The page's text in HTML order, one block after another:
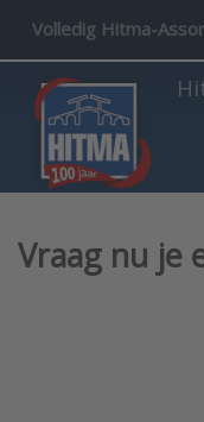
Volledig Hitma-
Vraag nu je